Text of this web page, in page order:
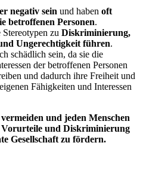
negativ sein und haben oft
betroffenen Personen.
zu Diskriminierung,
Ungerechtigkeit führen.
schädlich sein, da sie die
der betroffenen Personen
und dadurch ihre Freiheit und
Fähigkeiten und Interessen
und jeden Menschen
und Diskriminierung
Gesellschaft zu fördern.